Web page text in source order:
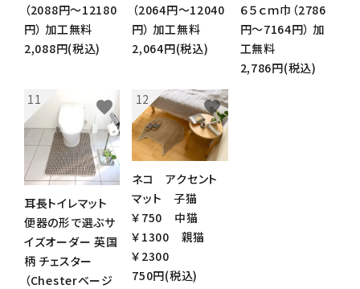
（2088円～12180
円） 加工無料
2,088円(税込)
（2064円～12040
円） 加工無料
2,064円(税込)
６５ｃｍ巾（2786
円～7164円） 加
工無料
2,786円(税込)
耳長トイレマット
便器の形で選ぶサ
イズオーダー 英国
柄 チェスター
（Chesterベージ
favorite
ネコ アクセント
マット 子猫
￥750 中猫
￥1300 親猫
￥2300
750円(税込)
favorite